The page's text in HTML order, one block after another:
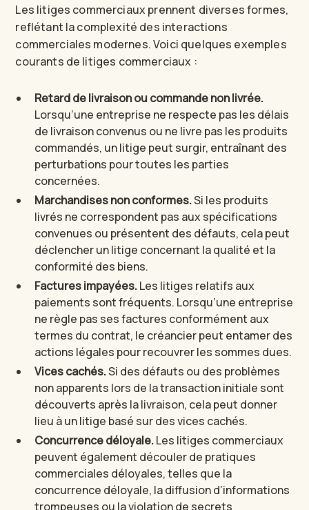
Les litiges commerciaux prennent diverses formes,
reflétant la complexité des interactions
commerciales modernes. Voici quelques exemples
courants de litiges commerciaux :
Retard de livraison ou commande non livrée.
Lorsqu’une entreprise ne respecte pas les délais
de livraison convenus ou ne livre pas les produits
commandés, un litige peut surgir, entraînant des
perturbations pour toutes les parties
concernées.
Marchandises non conformes.Si les produits
livrés ne correspondent pas aux spécifications
convenues ou présentent des défauts, cela peut
déclencher un litige concernant la qualité et la
conformité des biens.
Factures impayées.Les litiges relatifs aux
paiements sont fréquents. Lorsqu’une entreprise
ne règle pas ses factures conformément aux
termes du contrat, le créancier peut entamer des
actions légales pour recouvrer les sommes dues.
Vices cachés.Si des défauts ou des problèmes
non apparents lors de la transaction initiale sont
découverts après la livraison, cela peut donner
lieu à un litige basé sur des vices cachés.
Concurrence déloyale.Les litiges commerciaux
peuvent également découler de pratiques
commerciales déloyales, telles que la
concurrence déloyale, la diffusion d’informations
trompeuses ou la violation de secrets